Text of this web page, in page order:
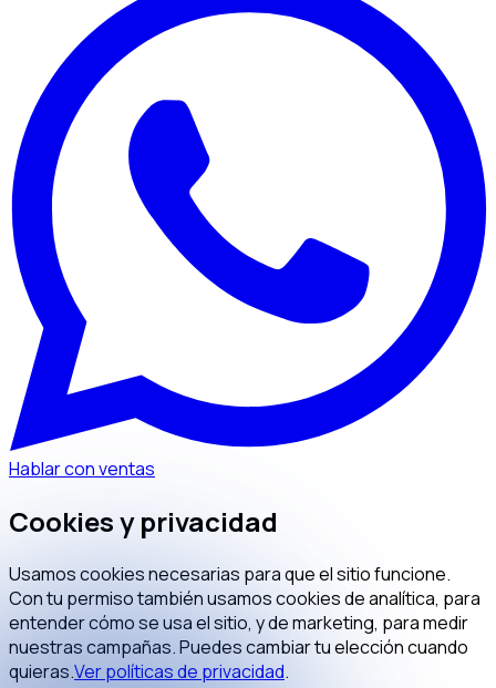
Hablar con ventas
Cookies y privacidad
Usamos cookies necesarias para que el sitio funcione.
Con tu permiso también usamos cookies de analítica, para
entender cómo se usa el sitio, y de marketing, para medir
nuestras campañas. Puedes cambiar tu elección cuando
quieras.Ver políticas de privacidad.